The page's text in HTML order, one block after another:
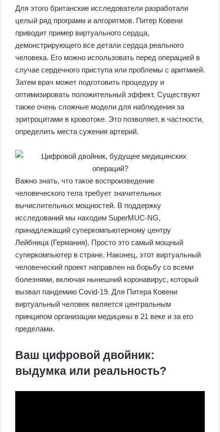
Для этого британские исследователи разработали
целый ряд программ и алгоритмов. Питер Ковени
приводит пример виртуального сердца,
демонстрирующего все детали сердца реального
человека. Его можно использовать перед операцией в
случае сердечного приступа или проблемы с аритмией.
Затем врач может подготовить процедуру и
оптимизировать положительный эффект. Существуют
также очень сложные модели для наблюдения за
эритроцитами в кровотоке. Это позволяет, в частности,
определить места сужения артерий.
Важно знать, что такое воспроизведение
человеческого тела требует значительных
вычислительных мощностей. В поддержку
исследований мы находим SuperMUC-NG,
принадлежащий суперкомпьютерному центру
Лейбница (Германия). Просто это самый мощный
суперкомпьютер в стране. Наконец, этот виртуальный
человеческий проект направлен на борьбу со всеми
болезнями, включая нынешний коронавирус, который
вызвал пандемию Covid-19. Для Питера Ковени
виртуальный человек является центральным
принципом организации медицины в 21 веке и за его
пределами.
Ваш цифровой двойник:
выдумка или реальность?